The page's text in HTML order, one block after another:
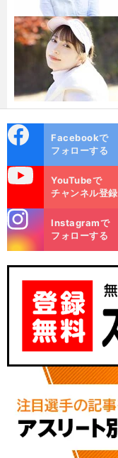
ok
Facebookで
フォローする
YouTubeで
チャンネル登録
m
Instagramで
フォローする